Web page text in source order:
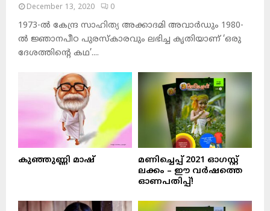
December 13, 2020 0
1973-ല്‍ കേന്ദ്ര സാഹിത്യ അക്കാദമി അവാര്‍ഡും 1980-
ല്‍ ജ്ഞാനപീഠ പുരസ്‌കാരവും ലഭിച്ച കൃതിയാണ് ‘ഒരു
ദേശത്തിന്റെ കഥ’....
കുഞ്ഞുണ്ണി മാഷ്‌
മണിച്ചെപ്പ് 2021 ഓഗസ്റ്റ്
ലക്കം – ഈ വർഷത്തെ
ഓണപതിപ്പ്!